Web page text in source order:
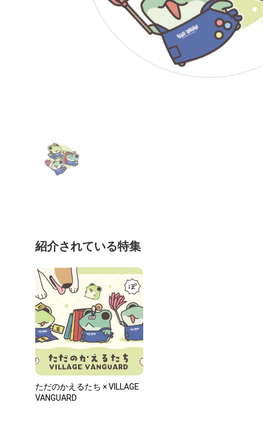
紹介されている特集
ただのかえるたち × VILLAGE
VANGUARD